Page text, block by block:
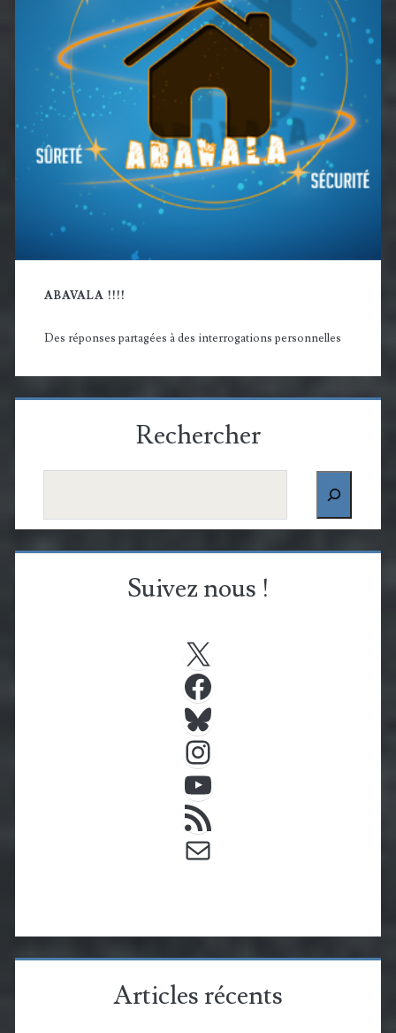
ABAVALA !!!!
Des réponses partagées à des interrogations personnelles
Rechercher
Suivez nous !
Articles récents